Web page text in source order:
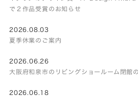
で２作品受賞のお知らせ
2026.08.03
夏季休業のご案内
2026.06.26
大阪府和泉市のリビングショールーム閉館
2026.06.18